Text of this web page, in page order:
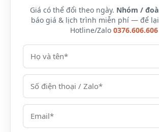
Giá có thể đổi theo ngày. Nhóm /
báo giá & lịch trình miễn phí — để
Hotline/Zalo 0376.606.606